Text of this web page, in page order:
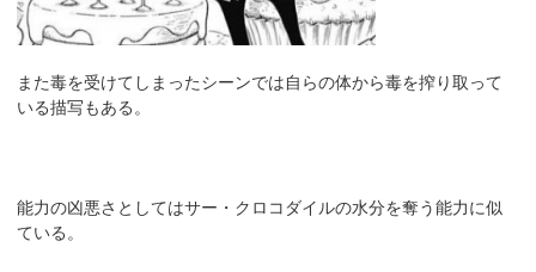
また毒を受けてしまったシーンでは自らの体から毒を搾り取って
いる描写もある。
能力の凶悪さとしてはサー・クロコダイルの水分を奪う能力に似
ている。